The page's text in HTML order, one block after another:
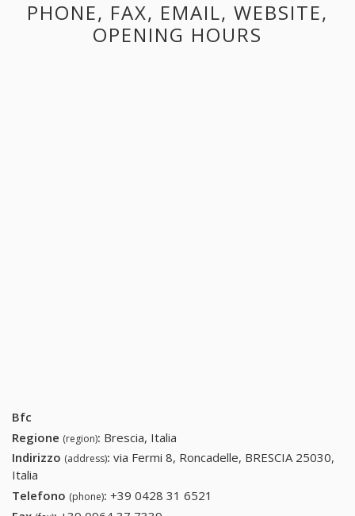
PHONE, FAX, EMAIL, WEBSITE,
OPENING HOURS
Bfc
Regione (region): Brescia, Italia
Indirizzo (address): via Fermi 8, Roncadelle, BRESCIA 25030,
Italia
Telefono (phone): +39 0428 31 6521